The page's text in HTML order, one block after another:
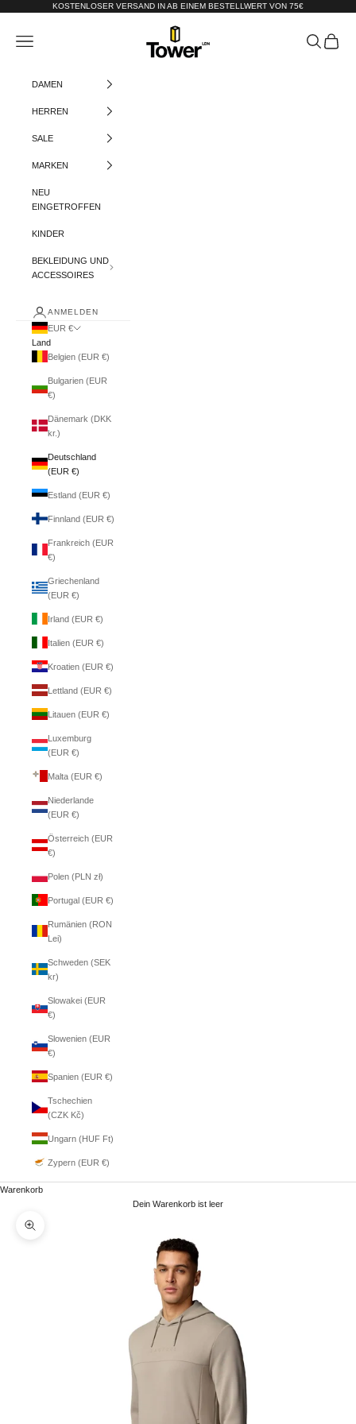
Zum Inhalt springenKOSTENLOSER VERSAND IN AB EINEM BESTELLWERT VON 75€
Tower-London.De
Menü Suchen
DAMEN
HERREN
SALE
MARKEN
NEU
EINGETROFFEN
KINDER
BEKLEIDUNG UND
ACCESSOIRES
ANMELDEN
EUR €
Land
Belgien (EUR €)
Bulgarien (EUR
€)
Dänemark (DKK
kr.)
Deutschland
(EUR €)
Estland (EUR €)
Finnland (EUR €)
Frankreich (EUR
€)
Griechenland
(EUR €)
Irland (EUR €)
Italien (EUR €)
Kroatien (EUR €)
Lettland (EUR €)
Litauen (EUR €)
Luxemburg
(EUR €)
Malta (EUR €)
Niederlande
(EUR €)
Österreich (EUR
€)
Polen (PLN zł)
Portugal (EUR €)
Rumänien (RON
Lei)
Schweden (SEK
kr)
Slowakei (EUR
€)
Slowenien (EUR
€)
Spanien (EUR €)
Tschechien
(CZK Kč)
Ungarn (HUF Ft)
Zypern (EUR €)
Warenkorb
Dein Warenkorb ist leer
Bild vergrößern